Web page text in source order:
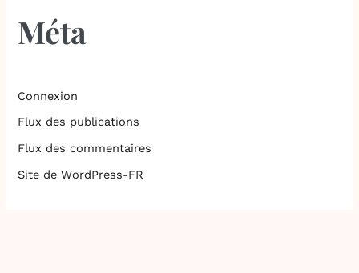
Méta
Connexion
Flux des publications
Flux des commentaires
Site de WordPress-FR